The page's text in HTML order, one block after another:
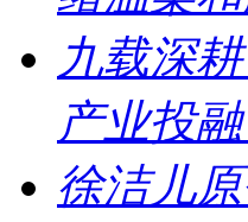
九载深
产业投
徐洁儿